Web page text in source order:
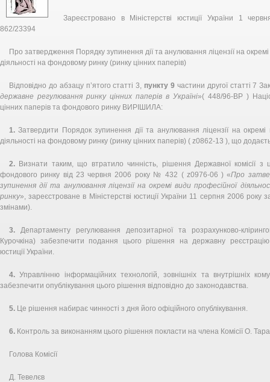
Зареєстровано в Міністерстві юстиції України 1
862/23394
Про затвердження Порядку зупинення дії та анулювання ліцензії на
діяльності на фондовому ринку (ринку цінних паперів)
Відповідно до абзацу п’ятого статті 3, пункту 9 частини другої статті 7
державне регулювання ринку цінних паперів в Україні»( 448/96-ВР )
цінних паперів та фондового ринку ВИРІШИЛА:
1. Затвердити Порядок зупинення дії та анулювання ліцензії на окремі
діяльності на фондовому ринку (ринку цінних паперів) ( z0862-13 ), що
2. Визнати таким, що втратило чинність, рішення Державної комісії з
фондового ринку від 23 червня 2006 року № 432 ( z0976-06 ) «Про
зупинення дії та анулювання ліцензії на окремі види професійної
ринку», зареєстроване в Міністерстві юстиції України 11 серпня 2006 року
змінами).
3. Департаменту регулювання депозитарної та розрахунково-
Курочкіна) забезпечити подання цього рішення на державну
юстиції України.
4. Управлінню інформаційних технологій, зовнішніх та внутрішніх
забезпечити опублікування цього рішення відповідно до законодавства.
5. Це рішення набирає чинності з дня його офіційного опублікування.
6. Контроль за виконанням цього рішення покласти на члена Комісії О.
Голова Комісії
Д. Тевелєв